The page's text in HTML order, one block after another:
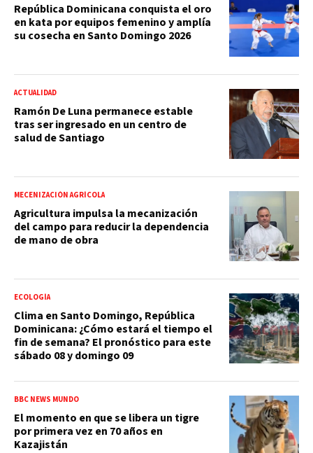
República Dominicana conquista el oro
en kata por equipos femenino y amplía
su cosecha en Santo Domingo 2026
ACTUALIDAD
Ramón De Luna permanece estable
tras ser ingresado en un centro de
salud de Santiago
MECENIZACIÓN AGRÍCOLA
Agricultura impulsa la mecanización
del campo para reducir la dependencia
de mano de obra
ECOLOGÍA
Clima en Santo Domingo, República
Dominicana: ¿Cómo estará el tiempo el
fin de semana? El pronóstico para este
sábado 08 y domingo 09
BBC NEWS MUNDO
El momento en que se libera un tigre
por primera vez en 70 años en
Kazajistán